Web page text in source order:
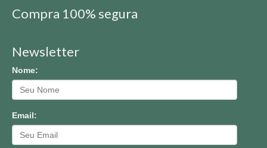
Compra 100% segura
Newsletter
Nome:
Email: